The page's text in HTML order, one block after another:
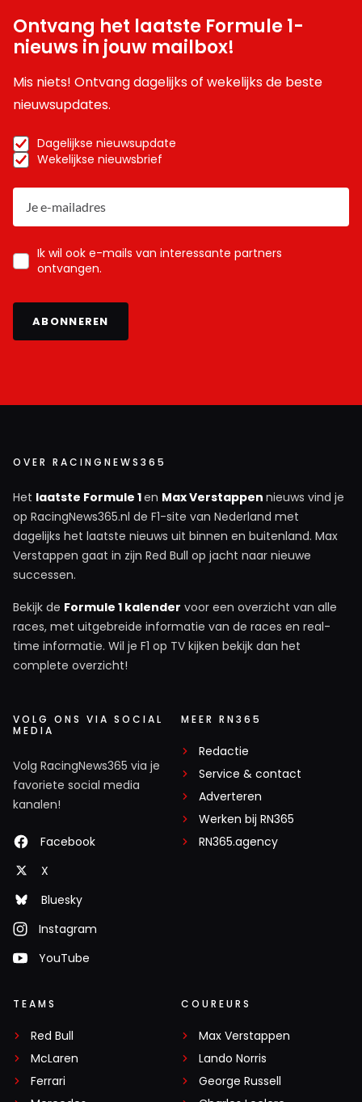
Ontvang het laatste Formule 1-
nieuws in jouw mailbox!
Mis niets! Ontvang dagelijks of wekelijks de beste
nieuwsupdates.
Dagelijkse nieuwsupdate
Wekelijkse nieuwsbrief
Ik wil ook e-mails van interessante partners
ontvangen.
ABONNEREN
OVER RACINGNEWS365
Het laatste Formule 1en Max Verstappen nieuws vind je
op RacingNews365.nl de F1-site van Nederland met
dagelijks het laatste nieuws uit binnen en buitenland. Max
Verstappen gaat in zijn Red Bull op jacht naar nieuwe
successen.
Bekijk de Formule 1 kalender voor een overzicht van alle
races, met uitgebreide informatie van de races en real-
time informatie. Wil je F1 op TV kijken bekijk dan het
complete overzicht!
VOLG ONS VIA SOCIAL
MEDIA
Volg RacingNews365 via je
favoriete social media
kanalen!
Facebook
X
Bluesky
Instagram
YouTube
MEER RN365
Redactie
Service & contact
Adverteren
Werken bij RN365
RN365.agency
TEAMS
Red Bull
McLaren
Ferrari
COUREURS
Max Verstappen
Lando Norris
George Russell